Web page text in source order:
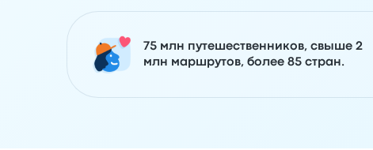
75 млн путешественников, свыше 2
млн маршрутов, более 85 стран.